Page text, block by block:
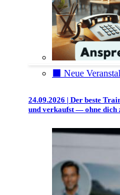
⬛️ Neue
24.09.2026 | Der beste
und verkaufst — ohne dich